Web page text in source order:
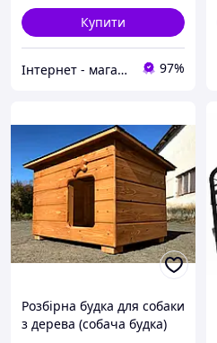
Купити
Інтернет - магазин МАНДАРИНКА 97%
Розбірна будка для собаки
з дерева (собача будка)